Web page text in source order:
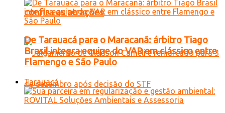
confira as atrações
De Tarauacá para o Maracanã: árbitro Tiago
Brasil integra equipe do VAR em clássico entre
Flamengo e São Paulo
Tarauacá